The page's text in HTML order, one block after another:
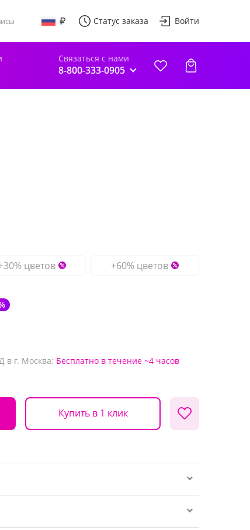
Статус заказа Войти
Связаться с нами
8-800-333-0905
цветов +60% цветов
в г. Москва: Бесплатно в течение ~4 часов
Купить в 1 клик